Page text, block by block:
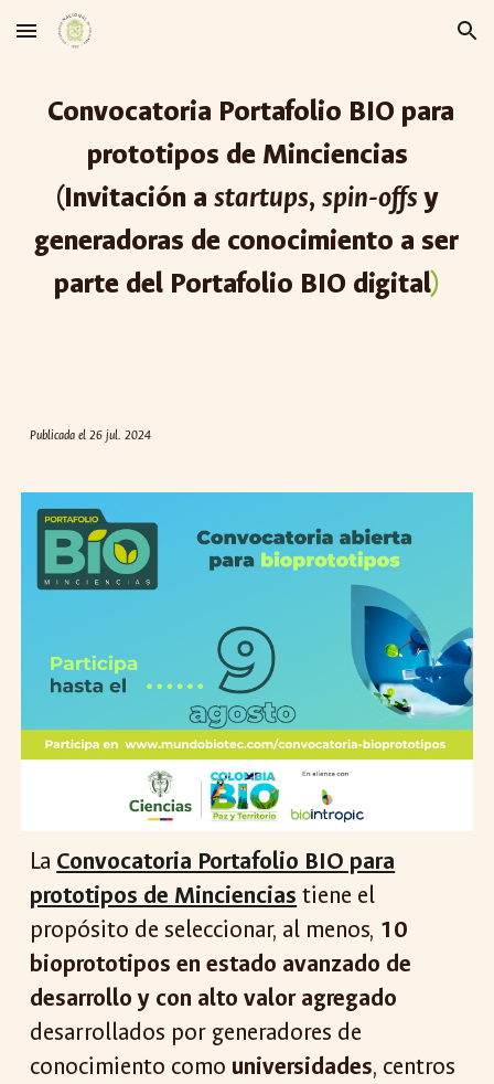
Skip to main content Skip to navigation
Convocatoria Portafolio BIO para
prototipos de Minciencias
(Invitación a startups, spin-offsy
generadoras de conocimiento a ser
parte del Portafolio BIO digital)
Publicada el 26 jul. 2024
La Convocatoria Portafolio BIO para
prototipos de Minciencias tiene el
propósito de seleccionar, al menos, 10
bioprototipos en estado avanzado de
desarrollo y con alto valor agregado
desarrollados por generadores de
conocimiento como universidades, centros